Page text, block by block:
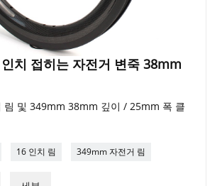
치 접히는 자전거 변죽 38mm
림 및 349mm 38mm 깊이 / 25mm 폭 클
16 인치 림 349mm 자전거 림